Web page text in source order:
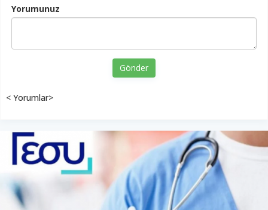
Yorumunuz
Gönder
< Yorumlar>